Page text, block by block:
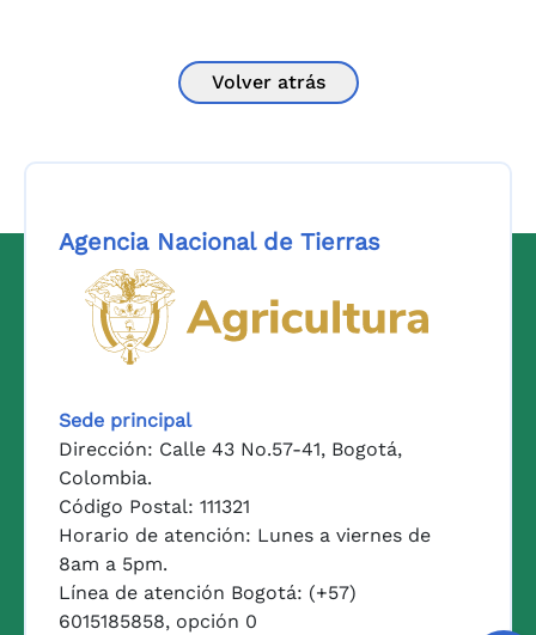
Volver atrás
Agencia Nacional de Tierras
Sede principal
Dirección: Calle 43 No.57-41, Bogotá,
Colombia.
Código Postal: 111321
Horario de atención: Lunes a viernes de
8am a 5pm.
Línea de atención Bogotá: (+57)
6015185858, opción 0